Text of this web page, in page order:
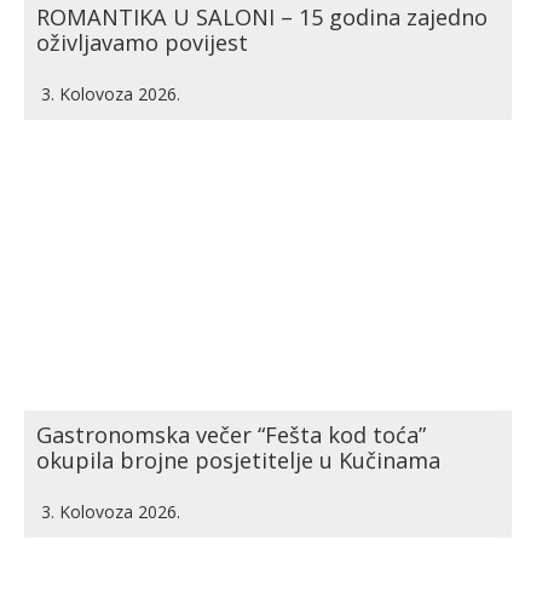
ROMANTIKA U SALONI – 15 godina zajedno
oživljavamo povijest
3. Kolovoza 2026.
Gastronomska večer “Fešta kod toća”
okupila brojne posjetitelje u Kučinama
3. Kolovoza 2026.